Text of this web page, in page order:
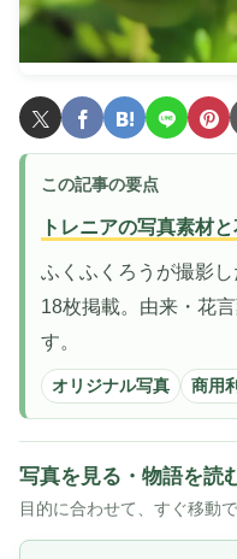
この記事の要点
トレニアの写真素材
ふくふくろうが撮影
18枚掲載。由来・花
す。
オリジナル写真 商用
写真を見る・物語を読
目的に合わせて、すぐ移動で